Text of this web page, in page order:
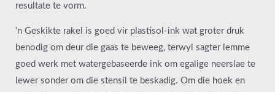
resultate te vorm.
’n Geskikte rakel is goed vir plastisol-ink wat groter druk
benodig om deur die gaas te beweeg, terwyl sagter lemme
goed werk met watergebaseerde ink om egalige neerslae te
lewer sonder om die stensil te beskadig. Om die hoek en